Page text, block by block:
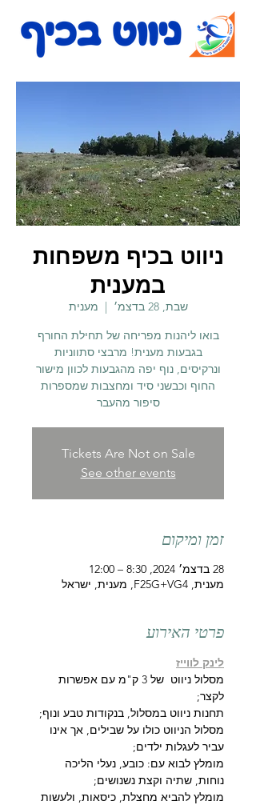
ניווט בכיף משפחות
במענית
שבת, 28 בדצמ׳
  |
מענית
בואו ליהנות מפריחה של תחילת החורף
בגבעות מענית! מרבצי סתווניות
ונרקיסים, נוף יפה מהגבעות לכוון מישור
החוף וכבשני סיד ומחצבות שמספרות
סיפור מהעבר
Tickets Are Not on Sale
See other events
זמן ומיקום
28 בדצמ׳ 2024, 8:30 – 12:00
מענית, F25G+VG4, מענית, ישראל
פרטי האירוע
לינק לווייז
מסלול ניווט  של 3 ק"מ עם אפשרות
לקצר;
תחנות ניווט במסלול, בנקודות טבע ונוף;
מסלול הניווט כולו על שבילים, אך אינו
עביר לעגלות ילדים;
מומלץ לבוא עם: כובע, נעלי הליכה
נוחות, שתיה וקצת נשנושים;
מומלץ להביא מחצלת, כיסאות, ולעשות